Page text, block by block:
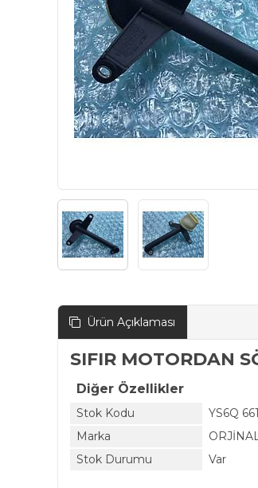
Ürün Açıklaması
SIFIR MOTORDAN
Diğer Özellikler
Stok Kodu
YS6Q
Marka
Stok Durumu
Var